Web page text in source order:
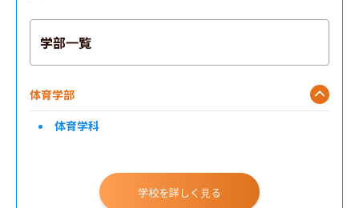
学部一覧
体育学部
体育学科
学校を詳しく見る